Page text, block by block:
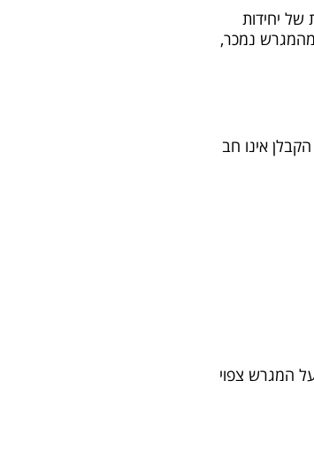
יחידות
מהמגרש נמכר,
אינו חב
120 מיליון ₪. לפי העסקה, בעל המגרש צפוי